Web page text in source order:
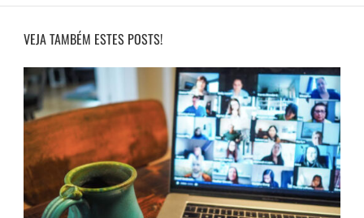
VEJA TAMBÉM ESTES POSTS!